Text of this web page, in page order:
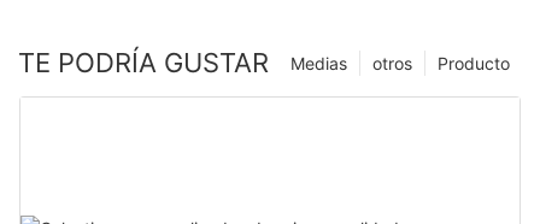
TE PODRÍA GUSTAR Producto
otros
Medias